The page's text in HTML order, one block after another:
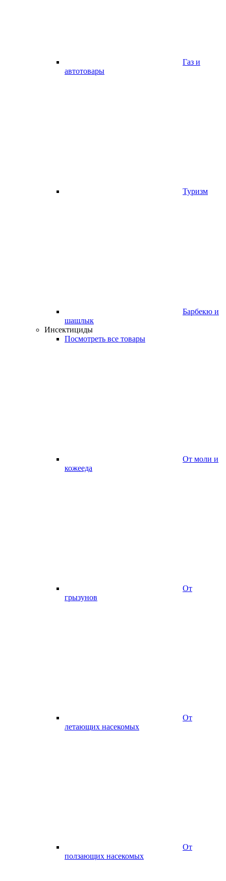
Газ и
автотовары
Туризм
Барбекю и
шашлык
Инсектициды
Посмотреть все товары
От моли и
кожееда
От
грызунов
От
летающих насекомых
От
ползающих насекомых